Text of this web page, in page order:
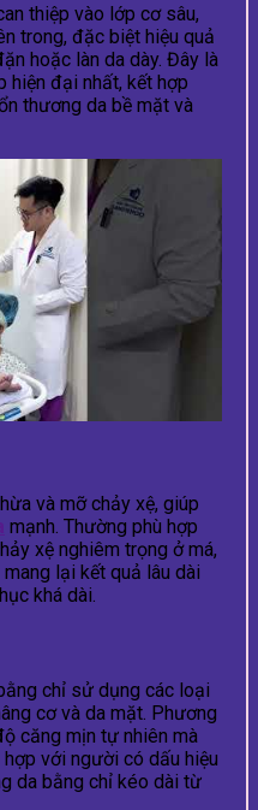
thiệp vào lớp cơ sâu,
trong, đặc biệt hiệu quả
hoặc làn da dày. Đây là
hiện đại nhất, kết hợp
thương da bề mặt và
và mỡ chảy xệ, giúp
mạnh. Thường phù hợp
xệ nghiêm trọng ở má,
lại kết quả lâu dài
khá dài.
chỉ sử dụng các loại
cơ và da mặt. Phương
căng mịn tự nhiên mà
với người có dấu hiệu
da bằng chỉ kéo dài từ